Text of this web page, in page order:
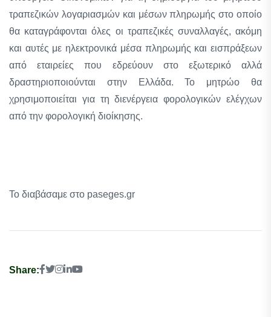
τραπεζικών λογαριασμών και μέσων πληρωμής στο οποίο
θα καταγράφονται όλες οι τραπεζικές συναλλαγές, ακόμη
και αυτές με ηλεκτρονικά μέσα πληρωμής και εισπράξεων
από εταιρείες που εδρεύουν στο εξωτερικό αλλά
δραστηριοποιούνται στην Ελλάδα. Το μητρώο θα
χρησιμοποιείται για τη διενέργεια φορολογικών ελέγχων
από την φορολογική διοίκησης.
Το διαβάσαμε στο paseges.gr
Share: